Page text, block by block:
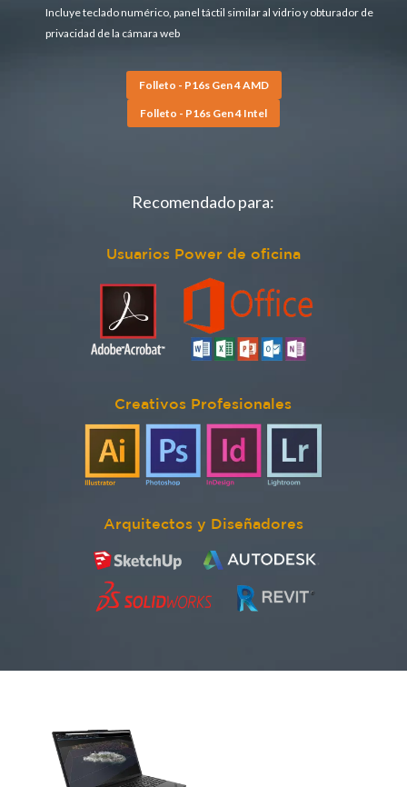
Incluye teclado numérico, panel táctil similar al vidrio y obturador de
privacidad de la cámara web
Folleto - P16s Gen 4 AMD
Folleto - P16s Gen 4 Intel
Recomendado para:
Usuarios Power de oficina
Creativos Profesionales
Arquitectos y Diseñadores